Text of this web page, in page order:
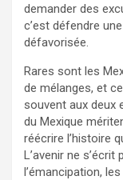
demander des
c’est défendre
défavorisée.
Rares sont les
de mélanges, et
souvent aux deux
du Mexique
réécrire l’histoire
L’avenir ne s’écrit
l’émancipation,